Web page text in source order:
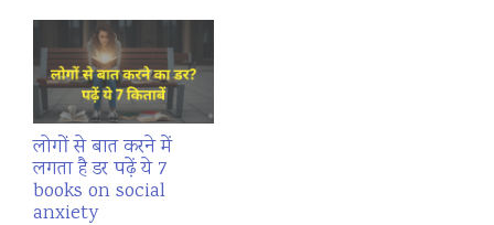
लोगों से बात करने में
लगता है डर पढ़ें ये 7
books on social
anxiety